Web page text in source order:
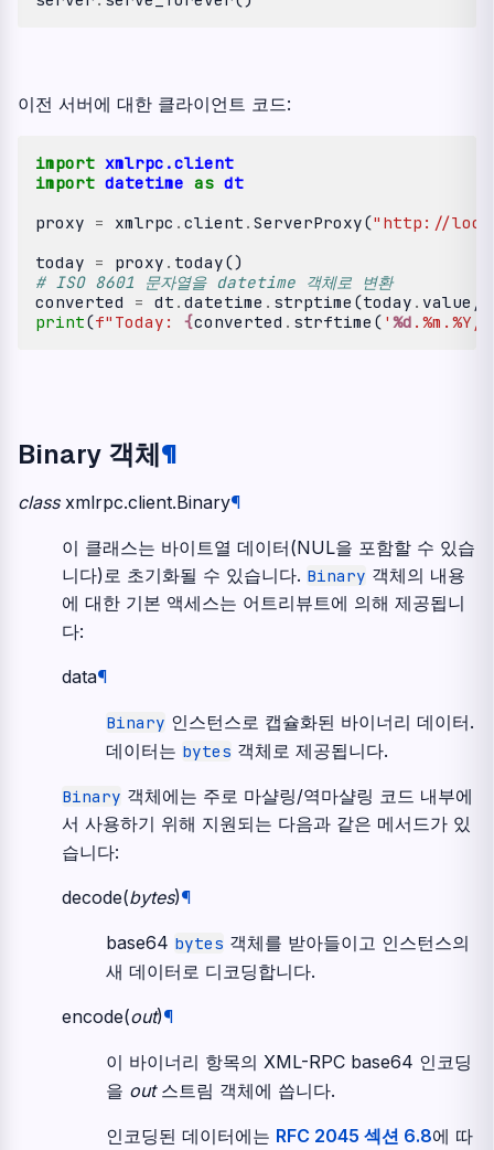
이전 서버에 대한 클라이언트 코드:
import xmlrpc.client
import datetime as dt
proxy = xmlrpc . client . ServerProxy("http://
today = proxy . today()
# ISO 8601 문자열을 datetime 객체로 변환
converted
= dt . datetime . strptime (today . value ,
print(f"Today: {converted . strftime ( ' %d .%m.%Y,
Binary 객체¶
class xmlrpc.client.Binary¶
이 클래스는 바이트열 데이터(NUL을 포함할 수 있습
니다)로 초기화될 수 있습니다. Binary 객체의 내용
에 대한 기본 액세스는 어트리뷰트에 의해 제공됩니
다:
data¶
Binary 인스턴스로 캡슐화된 바이너리 데이터.
데이터는 bytes 객체로 제공됩니다.
Binary 객체에는 주로 마샬링/역마샬링 코드 내부에
서 사용하기 위해 지원되는 다음과 같은 메서드가 있
습니다:
decode(bytes)¶
base64 bytes 객체를 받아들이고 인스턴스의
새 데이터로 디코딩합니다.
encode(out)¶
이 바이너리 항목의 XML-RPC base64 인코딩
을 out스트림 객체에 씁니다.
인코딩된 데이터에는 RFC 2045 섹션 6.8에 따